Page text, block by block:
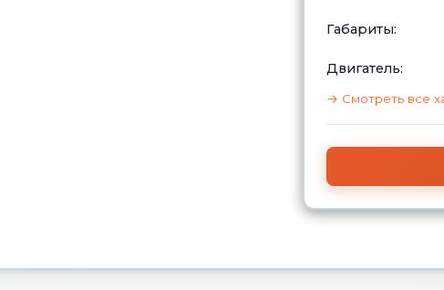
Габариты:
Двигатель:
→ Смотреть все